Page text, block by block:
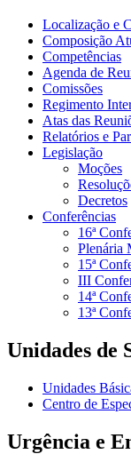
Localização e
Composição
Competências
Agenda de
Comissões
Regimento
Atas das
Relatórios e
Legislação
Moções
Decretos
Conferências
16ª
Plenária
15ª
III
14ª
13ª
Unidades de
Unidades
Centro de
Urgência e